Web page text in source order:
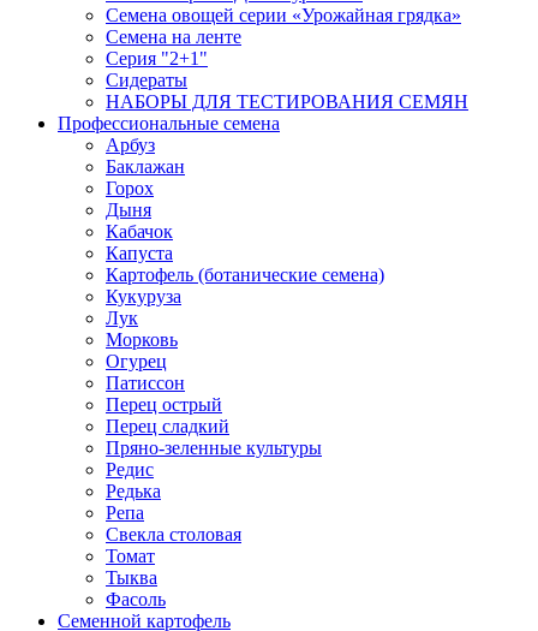
Семена овощей серии «Урожайная грядка»
Семена на ленте
Серия "2+1"
Сидераты
НАБОРЫ ДЛЯ ТЕСТИРОВАНИЯ СЕМЯН
Профессиональные семена
Арбуз
Баклажан
Горох
Дыня
Кабачок
Капуста
Картофель (ботанические семена)
Кукуруза
Лук
Морковь
Огурец
Патиссон
Перец острый
Перец сладкий
Пряно-зеленные культуры
Редис
Редька
Репа
Свекла столовая
Томат
Тыква
Фасоль
Семенной картофель